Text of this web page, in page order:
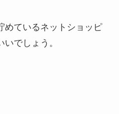
めているネットショッピ
でしょう。